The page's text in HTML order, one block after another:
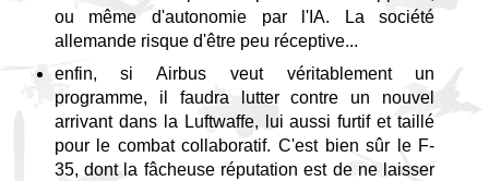
ou même d'autonomie par l'IA. La société
allemande risque d'être peu réceptive...
enfin, si Airbus veut véritablement un
programme, il faudra lutter contre un nouvel
arrivant dans la Luftwaffe, lui aussi furtif et taillé
pour le combat collaboratif. C'est bien sûr le F-
35, dont la fâcheuse réputation est de ne laisser